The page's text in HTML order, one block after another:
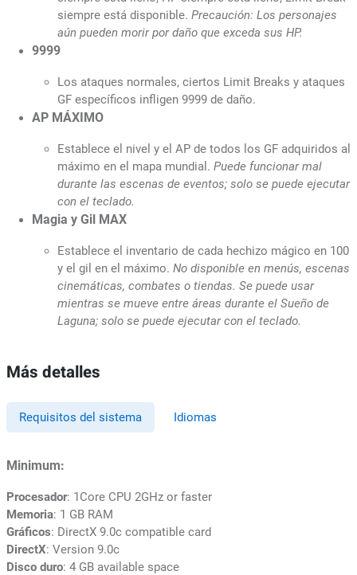
siempre está disponible. Precaución: Los personajes
aún pueden morir por daño que exceda sus HP.
9999
Los ataques normales, ciertos Limit Breaks y ataques
GF específicos infligen 9999 de daño.
AP MÁXIMO
Establece el nivel y el AP de todos los GF adquiridos al
máximo en el mapa mundial. Puede funcionar mal
durante las escenas de eventos; solo se puede ejecutar
con el teclado.
Magia y Gil MAX
Establece el inventario de cada hechizo mágico en 100
y el gil en el máximo. No disponible en menús, escenas
cinemáticas, combates o tiendas. Se puede usar
mientras se mueve entre áreas durante el Sueño de
Laguna; solo se puede ejecutar con el teclado.
Más detalles
Requisitos del sistema Idiomas
Minimum:
Procesador: 1Core CPU 2GHz or faster
Memoria: 1 GB RAM
Gráficos: DirectX 9.0c compatible card
DirectX: Version 9.0c
Disco duro: 4 GB available space